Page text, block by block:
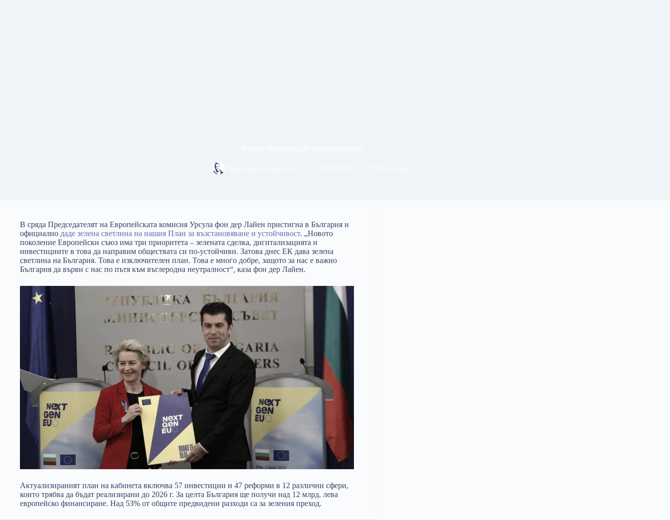
В сряда Председателят на Европейската комисия Урсула фон дер Лайен пристигна в България и
официално даде зелена светлина на нашия План за възстановяване и устойчивост. „Новото
поколение Европейски съюз има три приоритета – зелената сделка, дигитализацията и
инвестициите в това да направим обществата си по-устойчиви. Затова днес ЕК дава зелена
светлина на България. Това е изключителен план. Това е много добре, защото за нас е важно
България да върви с нас по пътя към въглеродна неутралност“ каза фон дер Лайен.
Актуализираният план на кабинета включва 57 инвестиции и 47 реформи в 12 различни сфери,
които трябва да бъдат реализирани до 2026 г. За целта България ще получи над 12 млрд. лева
европейско финансиране. Над 53% от общите предвидени разходи са за зеления преход.